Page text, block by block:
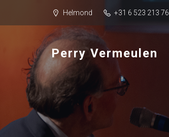
Helmond +31 6 523 213 76
Perry Vermeulen